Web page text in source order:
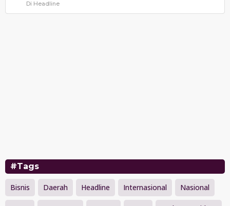
Di Headline
#Tags
Bisnis Daerah Headline Internasional Nasional